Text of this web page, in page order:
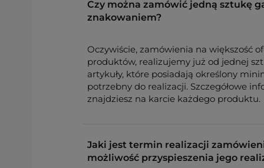
Czy można zamówić jedną sztukę
znakowaniem?
Oczywiście, zamówienia na większość
produktów, realizujemy już od jednej
artykuły, które posiadają określony
potrzebny do realizacji. Szczegółowe
znajdziesz na karcie każdego produktu.
Jaki jest termin realizacji
możliwość przyspieszenia jego